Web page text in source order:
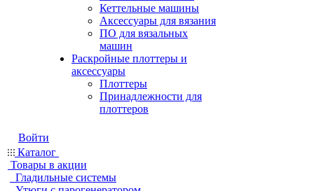
Кеттельные машины
Аксессуары для вязания
ПО для вязальных
машин
Раскройные плоттеры и
аксессуары
Плоттеры
Принадлежности для
плоттеров
Войти
Каталог
Товары в акции
Гладильные системы